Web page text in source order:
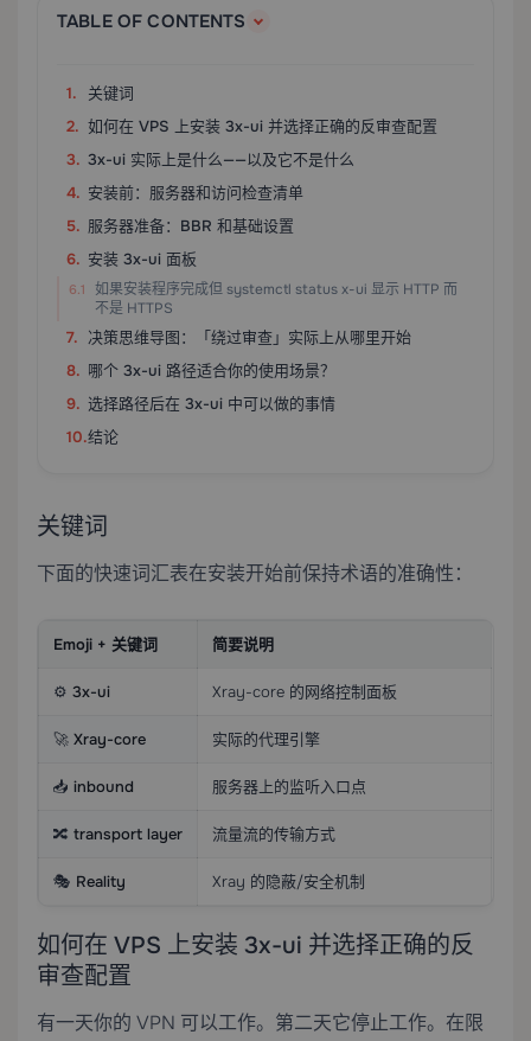
TABLE OF CONTENTS
关键词
如何在 VPS 上安装 3x-ui 并选择正确的反审查配置
3x-ui 实际上是什么——以及它不是什么
安装前：服务器和访问检查清单
服务器准备：BBR 和基础设置
安装 3x-ui 面板
如果安装程序完成但 systemctl status x-ui 显示 HTTP 而
不是 HTTPS
决策思维导图：「绕过审查」实际上从哪里开始
哪个 3x-ui 路径适合你的使用场景？
选择路径后在 3x-ui 中可以做的事情
结论
关键词
下面的快速词汇表在安装开始前保持术语的准确性：
Emoji + 关键词 简要说明
⚙️ 3x-ui Xray-core 的网络控制面板
🚀 Xray-core 实际的代理引擎
📥 inbound 服务器上的监听入口点
🔀 transport layer 流量流的传输方式
🎭 Reality Xray 的隐蔽/安全机制
如何在 VPS 上安装 3x-ui 并选择正确的反
审查配置
有一天你的 VPN 可以工作。第二天它停止工作。在限